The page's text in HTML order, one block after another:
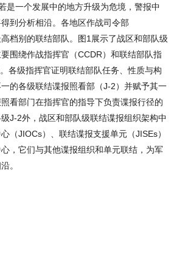
是一个发展中的地方升级为危境，警报中
到分析相沿。各地区作战司令部
高档别的联结部队。图1展示了战区和部队级
围绕作战指挥官（CCDR）和联结部队指
各级指挥官证明联结部队任务、性质与构
的各级联结谍报照看部（J-2）并赋予其一
看部门在指挥官的指导下负责谍报行径的
J-2外，战区和部队级联结谍报组织架构中
（JIOCs）、联结谍报支援单元（JISEs）
，它们与其他谍报组织和单元联结，为军
。